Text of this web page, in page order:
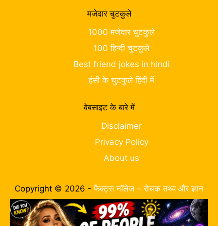
मजेदार चुटकुले
1000 मजेदार चुटकुले
100 हिन्दी चुटकुले
Best friend jokes in hindi
हंसी के चुटकुले हिंदी में
वेबसाइट के बारे में
Disclaimer
Privacy Policy
About us
Copyright © 2026 -फैक्ट्स नॉलेज – रोचक तथ्य और ज्ञान